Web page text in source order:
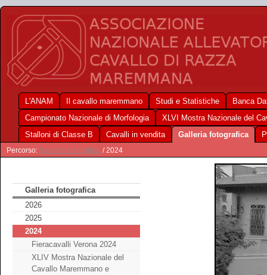
L'ANAM Il cavallo maremmano Studi e Statistiche
Banca
Campionato Nazionale di Morfologia
XLVI Mostra Nazionale del
Stalloni di Classe B
Cavalli in vendita Galleria fotografica
Percorso: Galleria fotografica / 2024
Galleria fotografica
2026
2025
2024
Fieracavalli Verona 2024
XLIV Mostra Nazionale del
Cavallo Maremmano e